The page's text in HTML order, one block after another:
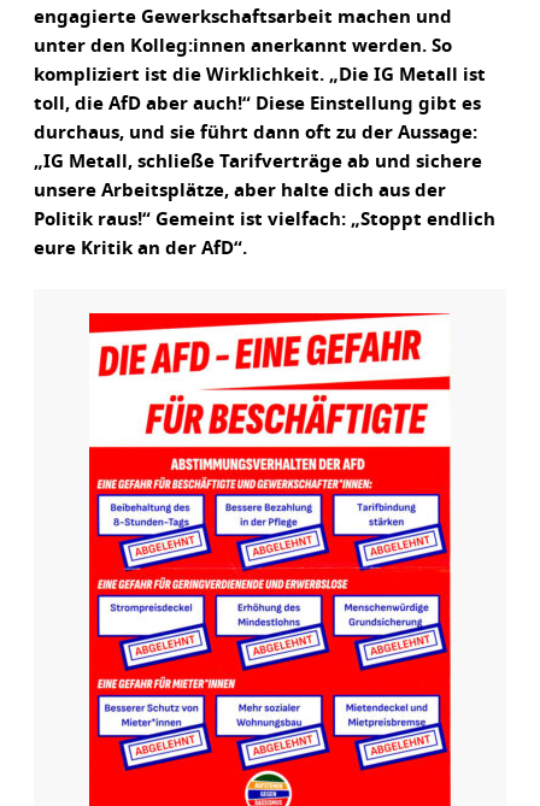
engagierte Gewerkschaftsarbeit machen und
unter den Kolleg:innen anerkannt werden. So
kompliziert ist die Wirklichkeit. „Die IG Metall ist
toll, die AfD aber auch!“ Diese Einstellung gibt es
durchaus, und sie führt dann oft zu der Aussage:
„IG Metall, schließe Tarifverträge ab und sichere
unsere Arbeitsplätze, aber halte dich aus der
Politik raus!“ Gemeint ist vielfach: „Stoppt endlich
eure Kritik an der AfD“.